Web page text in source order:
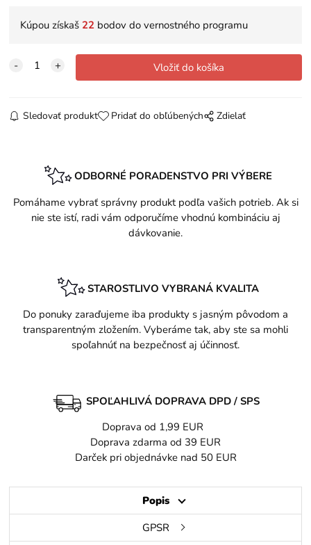
Kúpou získaš 22 bodov do vernostného programu
Sledovať produkt Pridať do obľúbených Zdielať
ODBORNÉ PORADENSTVO PRI VÝBERE
Pomáhame vybrať správny produkt podľa vašich potrieb. Ak si
nie ste istí, radi vám odporučíme vhodnú kombináciu aj
dávkovanie.
STAROSTLIVO VYBRANÁ KVALITA
Do ponuky zaraďujeme iba produkty s jasným pôvodom a
transparentným zložením. Vyberáme tak, aby ste sa mohli
spoľahnúť na bezpečnosť aj účinnosť.
SPOĽAHLIVÁ DOPRAVA DPD / SPS
Doprava od 1,99 EUR
Doprava zdarma od 39 EUR
Darček pri objednávke nad 50 EUR
Popis
GPSR